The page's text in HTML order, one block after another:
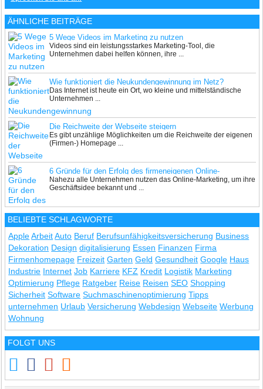
ÄHNLICHE BEITRÄGE
5 Wege Videos im Marketing zu nutzen
Videos sind ein leistungsstarkes Marketing-Tool, die
Unternehmen dabei helfen können, ihre ...
Wie funktioniert die Neukundengewinnung im Netz?
Das Internet ist heute ein Ort, wo kleine und mittelständische
Unternehmen ...
Die Reichweite der Webseite steigern
Es gibt unzählige Möglichkeiten um die Reichweite der eigenen
(Firmen-) Homepage ...
6 Gründe für den Erfolg des firmeneigenen Online-
Marketings
Nahezu alle Unternehmen nutzen das Online-Marketing, um ihre
Geschäftsidee bekannt und ...
BELIEBTE SCHLAGWORTE
Apple Arbeit Auto Beruf Berufsunfähigkeitsversicherung Business
Dekoration Design digitalisierung Essen Finanzen Firma
Firmenhomepage Freizeit Garten Geld Gesundheit Google Haus
Industrie Internet Job Karriere KFZ Kredit Logistik Marketing
Optimierung Pflege Ratgeber Reise Reisen SEO Shopping
Sicherheit Software Suchmaschinenoptimierung Tipps
unternehmen Urlaub Versicherung Webdesign Webseite Werbung
Wohnung
FOLGT UNS